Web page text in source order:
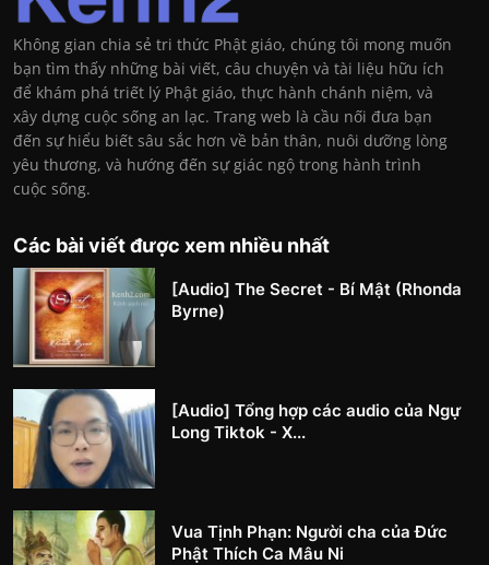
Không gian chia sẻ tri thức Phật giáo, chúng tôi mong muốn
bạn tìm thấy những bài viết, câu chuyện và tài liệu hữu ích
để khám phá triết lý Phật giáo, thực hành chánh niệm, và
xây dựng cuộc sống an lạc. Trang web là cầu nối đưa bạn
đến sự hiểu biết sâu sắc hơn về bản thân, nuôi dưỡng lòng
yêu thương, và hướng đến sự giác ngộ trong hành trình
cuộc sống.
Các bài viết được xem nhiều nhất
[Audio] The Secret - Bí Mật (Rhonda
Byrne)
[Audio] Tổng hợp các audio của Ngự
Long Tiktok - X...
Vua Tịnh Phạn: Người cha của Đức
Phật Thích Ca Mâu Ni